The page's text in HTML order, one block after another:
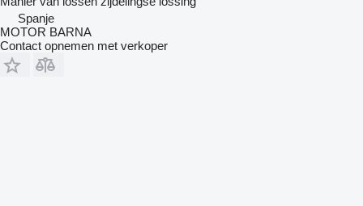
Spanje
MOTOR BARNA
Contact opnemen met verkoper